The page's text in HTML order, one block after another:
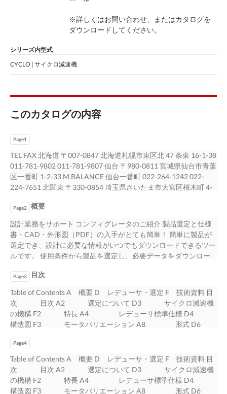
※詳しくはお問い合わせ、またはカタログを
ダウンロードしてください。
シリーズ内型式
CYCLO | サイクロ減速機
このカタログの内容
Page1
TEL FAX 北海道 〒007-0847 北海道札幌市東区北 47 条東 16-1-38
011-781-9802 011-781-9807 仙台 〒980-0811 宮城県仙台市青葉
区一番町 1-2-33 M.BALANCE 仙台一番町 022-264-1242 022-
224-7651 北関東 〒330-0854 埼玉県さいたま市大宮区桜木町 4-
葉県千葉市中央区弁天 1-15-1 細川ビル 043-206-7730 043-206-
7731 東京 〒141-6025 東京都品川区大崎 2-1-1 ThinkPark Tower
03-6737-2520 03-6866-5171 横浜 〒220-0005 神奈川県横浜市西
区南幸 2-19-4 南幸折目ビル 045-290-6893 045-290-6885 長野 〒
380-0936 長野県長野市岡田町 166 森ビル 026-226-9050 026-
226-9045 富山 〒939-8071 富山県富山市上袋 327-1 076-491-
5660 076-491-5604 金沢 〒920-0919 石川県金沢市南町 4-55
WAKITA 金沢ビル 076-261-3551 076-261-3561 静岡 〒422-8063
静岡県静岡市駿河区馬渕 3-2-25 T.K BLD 054-654-3123 054-654-
3124 中部 〒460-0003 愛知県名古屋市中区錦 1-5-11 名古屋伊藤
忠ビル 052-218-2980 052-218-2981 四日市 〒510-0064 三重県
四日市市新正 4-17-20 059-353-7467 059-354-1320 滋賀 〒527-
0011 滋賀県東近江市八日市浜野町 3-7 0748-23-8201 0748-23-
8202 京都 〒604-8187 京都府京都市中京区御池通東洞院西入ル
笹屋町 435 京都御池第一生命ビル 075-231-2515 075-231-2615
大阪 〒530-0005 大阪府大阪市北区中之島 2-3-33 大阪三井物産
ビル 06-7635-3663 06-7711-5119 神戸 〒650-0044 兵庫県神戸
市中央区東川崎町 1-3-3 神戸ハーバーランドセンタービル 078-
Page2 概要
設計業務をサポート コンフィグレータのご紹介 製品選定と仕様
書・CAD・外形図（PDF）の入手がとても簡単！ 簡単に製品が
選定でき、設計に必要な情報がいつでもダウンロードできるツー
ルです。 使用条件から製品を選定し、必要データをダウンロー
ます。 オプション仕様にも対応しています。 選定後は、「製品
選定情報（仕様書）」や 「2D/3D CAD・外形図（PDF）」が自
動生成されます。 ※ご使用にあたってはユーザー登録（無料）
が必要です。 形式入力で、素早くダウンロード！登録なしで利
用できます！ CADデータダウンロード 形式を直接入力、 または
モータ容量・枠番・減速比など 簡単な仕様を選択するだけで
「2D/3D CAD・外形図（PDF）」が自動生成されます。 ※オプ
めの方は、 「製品選定」から製品を選定の上ダウンロードく
ださい。 対応ファイル 2D CAD:DXF（AutoCAD2000）、
DWG（AutoCAD2000）3D CAD:STEP、IGES、 形式 SAT、3D
Page3 目次
Table of Contents A 概要 D レデューサ・選定 F 技術資料 目
次 目次 A2 選定について D3 サイクロ減速機
の機構 F2 特長 A4 レデューサ標準仕様 D4
構造図 F3 モータバリエーション A8 形式 D6
A9 減速機製作範囲 D8 潤滑 F10 海外規格
対応 A10 選定手順 D10 許容ラジアル・スラスト
荷重 F14 プロダクトラインアップ A12 選定例
D12 低速軸軸端詳細寸法 F19 負荷係数 D13
高速軸軸端詳細寸法 F21 B ギヤモータ・選定 選
Page4
Table of Contents A 概要 D レデューサ・選定 F 技術資料 目
次 目次 A2 選定について D3 サイクロ減速機
の機構 F2 特長 A4 レデューサ標準仕様 D4
構造図 F3 モータバリエーション A8 形式 D6